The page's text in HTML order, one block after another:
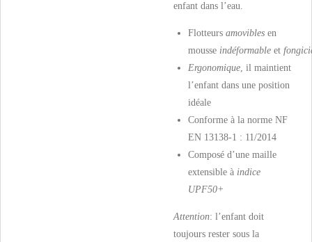
enfant dans l’eau.
Flotteurs amovibles en
mousse indéformable et
Ergonomique, il maintient
l’enfant dans une position
idéale
Conforme à la norme NF
EN 13138-1 : 11/2014
Composé d’une maille
extensible à indice
UPF50+
Attention: l’enfant doit
toujours rester sous la